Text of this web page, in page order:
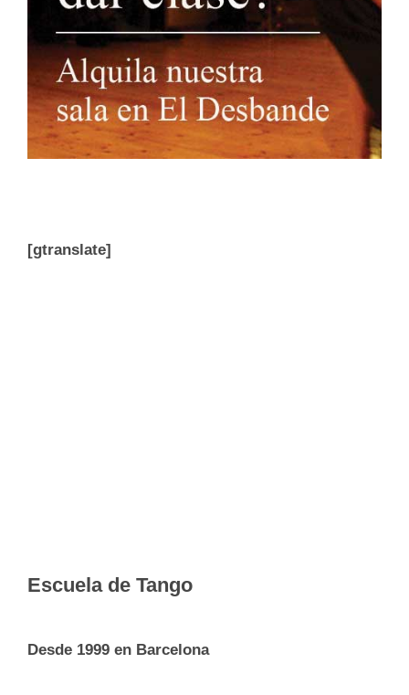
[gtranslate]
Escuela de Tango
Desde 1999 en Barcelona